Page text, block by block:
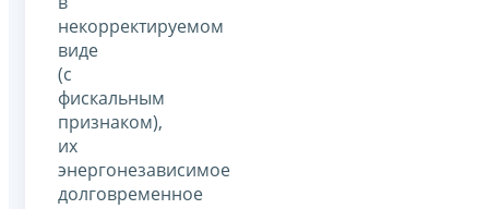
некорректируемом
виде
(с
фискальным
признаком),
их
энергонезависимое
долговременное